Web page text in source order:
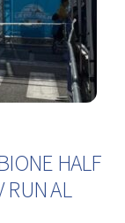
HALF
RUN AL